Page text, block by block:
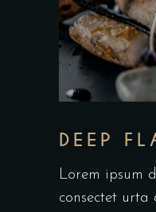
DEEP
Lorem ipsum
consectet urta